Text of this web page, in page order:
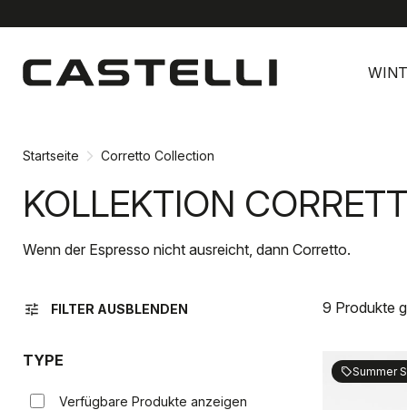
Inhalt
springen
Navigation
springen
Startseite Corretto Collection
KOLLEKTION
Wenn der Espresso nicht ausreicht, dann Corretto.
tune FILTER AUSBLENDEN 9 Produkte
TYPE
Verfügbare Produkte anzeigen
sellSummer